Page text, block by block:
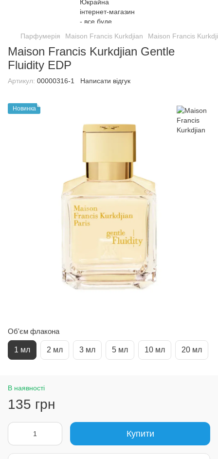
Парфумерія Maison Francis Kurkdjian Maison Francis
Maison Francis Kurkdjian Gentle
Fluidity EDP
Артикул: 00000316-1 Написати відгук
Новинка
Об'єм флакона
1 мл 2 мл 3 мл 5 мл 10 мл 20 мл
В наявності
135 грн
Купити